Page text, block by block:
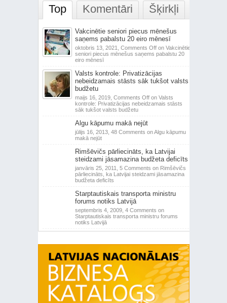
Top Komentāri Šķirkļi
Vakcinētie seniori piecus mēnešus
saņems pabalstu 20 eiro mēnesī
oktobris 13, 2021, Comments Offon Vakcinētie
seniori piecus mēnešus saņems pabalstu 20
eiro mēnesī
Valsts kontrole: Privatizācijas
nebeidzamais stāsts sāk tukšot valsts
budžetu
maijs 16, 2019, Comments Offon Valsts
kontrole: Privatizācijas nebeidzamais stāsts
sāk tukšot valsts budžetu
Algu kāpumu makā nejūt
jūlijs 16, 2013, 48 Comments on Algu kāpumu
makā nejūt
Rimšēvičs pārliecināts, ka Latvijai
steidzami jāsamazina budžeta deficīts
janvāris 25, 2011, 5 Comments on Rimšēvičs
pārliecināts, ka Latvijai steidzami jāsamazina
budžeta deficīts
Starptautiskais transporta ministru
forums notiks Latvijā
septembris 4, 2009, 4 Comments on
Starptautiskais transporta ministru forums
notiks Latvijā